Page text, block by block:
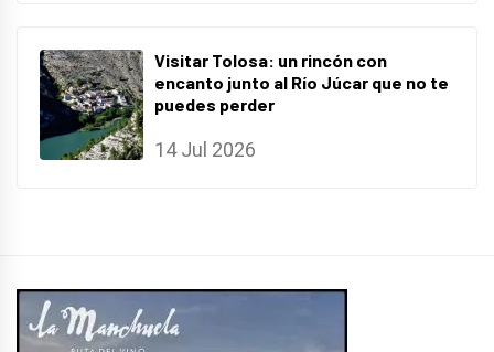
Visitar Tolosa: un rincón con
encanto junto al Río Júcar que no te
puedes perder
14 Jul 2026